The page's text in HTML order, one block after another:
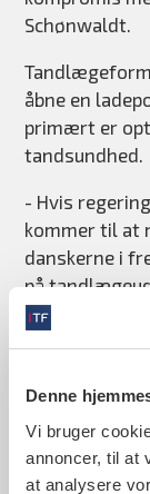
Denne
Vi bruger
annoncer, til at
at analysere
Schønwaldt.
åbne en
primært er
tandsundhed.
- Hvis
kommer til at
danskerne i
på
attraktiv at
tandrensning